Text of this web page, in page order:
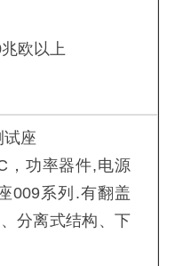
欧以上
试座
，功率器件,电源
009系列.有翻盖
分离式结构、下